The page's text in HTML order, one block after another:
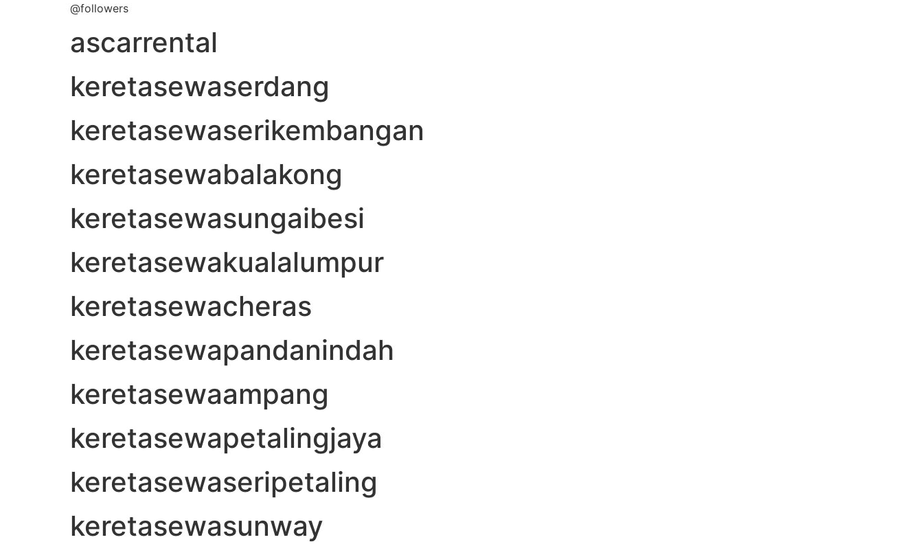
@followers
ascarrental
keretasewaserdang
keretasewaserikembangan
keretasewabalakong
keretasewasungaibesi
keretasewakualalumpur
keretasewacheras
keretasewapandanindah
keretasewaampang
keretasewapetalingjaya
keretasewaseripetaling
keretasewasunway